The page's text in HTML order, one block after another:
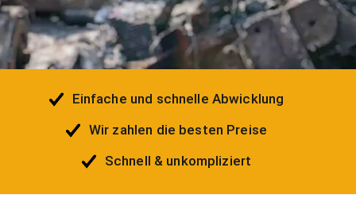
Einfache und schnelle Abwicklung
Wir zahlen die besten Preise
Schnell & unkompliziert